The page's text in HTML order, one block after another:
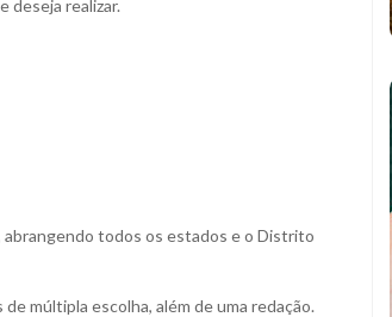
deseja realizar.
abrangendo todos os estados e o Distrito
múltipla escolha, além de uma redação.